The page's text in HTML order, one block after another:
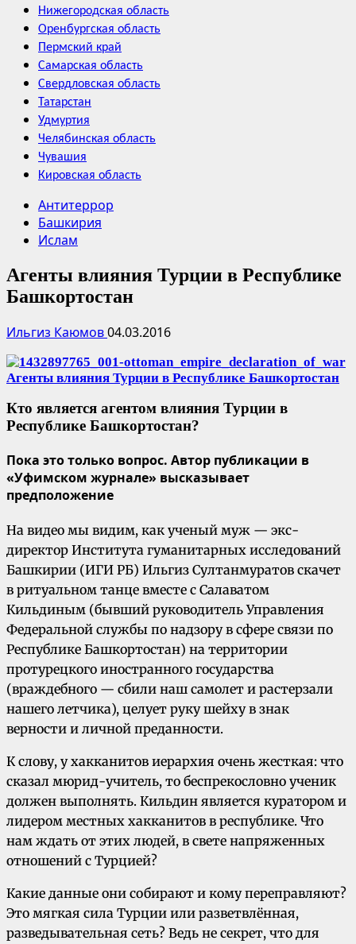
Нижегородская область
Оренбургская область
Пермский край
Самарская область
Свердловская область
Татарстан
Удмуртия
Челябинская область
Чувашия
Кировская область
Антитеррор
Башкирия
Ислам
Агенты влияния Турции в Республике
Башкортостан
Ильгиз Каюмов04.03.2016
Кто является агентом влияния Турции в
Республике Башкортостан?
Пока это только вопрос. Автор публикации в
«Уфимском журнале» высказывает
предположение
На видeo мы видим, как ученый муж — экс-
директор Института гуманитарных исследований
Башкирии (ИГИ РБ) Ильгиз Султанмуратов скачет
в ритуaльном тaнце вместе с Салаватом
Кильдиным (бывший руководитель Управления
Федеральной службы по надзору в сфере связи по
Республике Башкортостан) на территории
протурецкого иностранного государства
(враждебного — сбили наш самолет и растерзали
нашего летчика), целует руку шейху в знак
верности и личной преданности.
К слову, у хакканитов иерархия очень жесткая: что
сказал мюрид-учитель, то беспрекословно ученик
должен выполнять. Кильдин является куратором и
лидером местных хакканитов в республике. Что
нам ждать от этих людей, в свете напряженных
отношений с Турцией?
Какие данные они собирают и кому переправляют?
Это мягкая сила Турции или разветвлённая,
разведывательная сеть? Ведь не секрет, что для